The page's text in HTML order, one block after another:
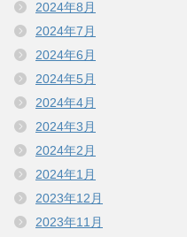
2024年8月
2024年7月
2024年6月
2024年5月
2024年4月
2024年3月
2024年2月
2024年1月
2023年12月
2023年11月